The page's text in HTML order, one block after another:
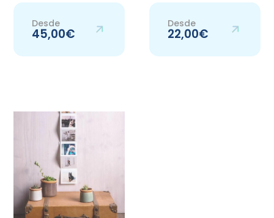
Desde
45,00€
Desde
22,00€